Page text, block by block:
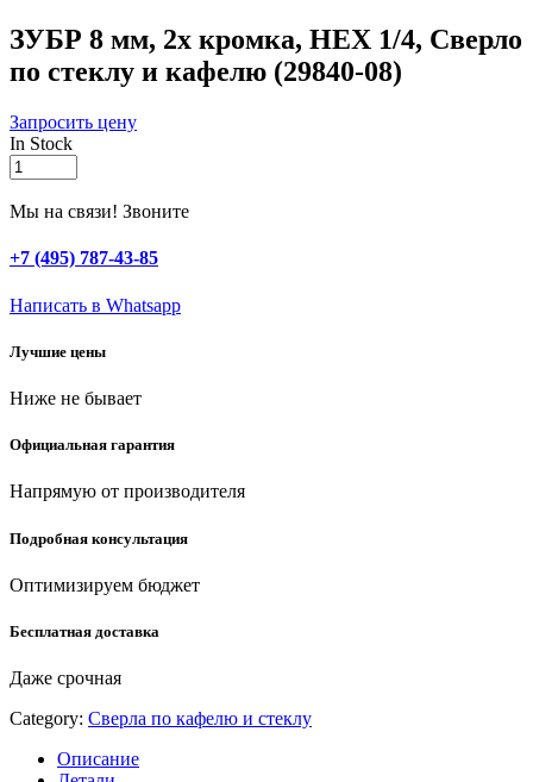
ЗУБР 8 мм, 2х кромка, HEX 1/4, Сверло
по стеклу и кафелю (29840-08)
Запросить цену
In Stock
ЗУБР
8
мм,
кромка,
HEX
Сверло
стеклу
кафелю
08)
Мы на связи! Звоните
+7 (495) 787-43-85
Написать в Whatsapp
Лучшие цены
Ниже не бывает
Официальная гарантия
Напрямую от производителя
Подробная консультация
Оптимизируем бюджет
Бесплатная доставка
Даже срочная
Category: Сверла по кафелю и стеклу
Описание